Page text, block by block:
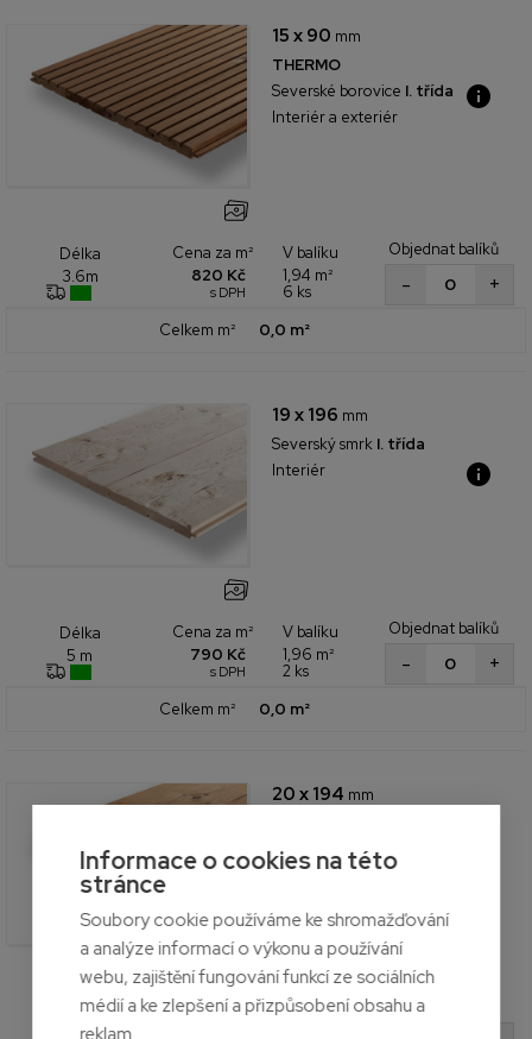
15 x 90 mm
THERMO
Severské borovice I. třída
Interiér a exteriér
Délka
3.6m
Cena za m²
820 Kč
s DPH
V balíku
1,94 m²
6 ks
Objednat balíků
+
-
Celkem m² 0,0 m²
19 x 196 mm
Severský smrk I. třída
Interiér
Délka
5 m
Cena za m²
790 Kč
s DPH
V balíku
1,96 m²
2 ks
Objednat balíků
+
-
Celkem m² 0,0 m²
20 x 194 mm
Severský smrkI. třída
Interiér a exteriér
Délka
5.1m
Cena za m²
V balíku
Objednat balíků
Informace o cookies na této
stránce
Soubory cookie používáme ke shromažďování
a analýze informací o výkonu a používání
webu, zajištění fungování funkcí ze sociálních
médií a ke zlepšení a přizpůsobení obsahu a
reklam.